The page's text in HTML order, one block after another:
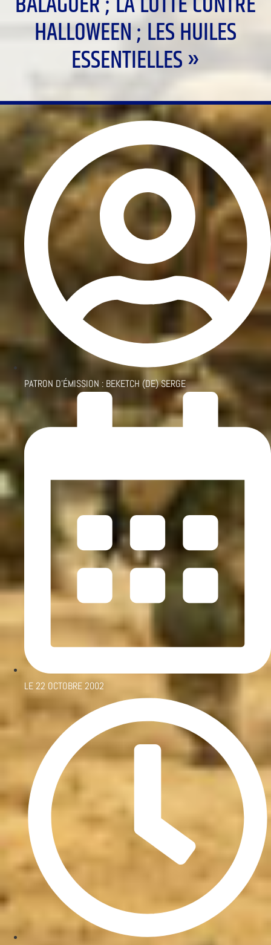
HALLOWEEN ; LES HUILES
ESSENTIELLES »
PATRON D'ÉMISSION : BEKETCH (DE) SERGE
LE22 OCTOBRE 2002